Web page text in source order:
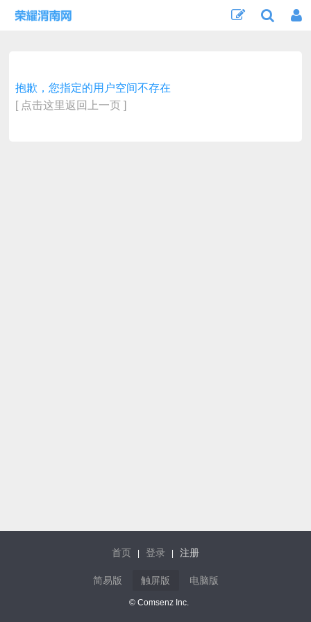
抱歉，您指定的用户空间不存在
[ 点击这里返回上一页 ]
首页 登录 注册
简易版 触屏版 电脑版
© Comsenz Inc.